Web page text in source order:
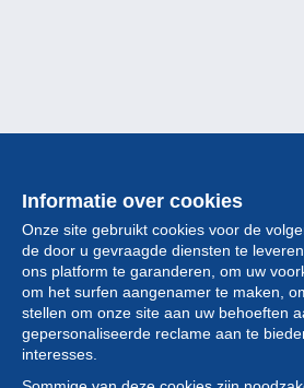
Informatie over cookies
Onze site gebruikt cookies voor de
de door u gevraagde diensten te
ons platform te garanderen, om uw
om het surfen aangenamer te maken,
stellen om onze site aan uw behoeften
gepersonaliseerde reclame aan te
interesses.
Collectie